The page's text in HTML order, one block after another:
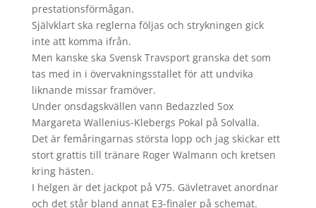
prestationsförmågan.
Självklart ska reglerna följas och strykningen gick
inte att komma ifrån.
Men kanske ska Svensk Travsport granska det som
tas med in i övervakningsstallet för att undvika
liknande missar framöver.
Under onsdagskvällen vann Bedazzled Sox
Margareta Wallenius-Klebergs Pokal på Solvalla.
Det är femåringarnas största lopp och jag skickar ett
stort grattis till tränare Roger Walmann och kretsen
kring hästen.
I helgen är det jackpot på V75. Gävletravet anordnar
och det står bland annat E3-finaler på schemat.